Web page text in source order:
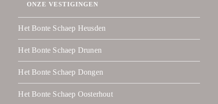
ONZE VESTIGINGEN
Het Bonte Schaep Heusden
Het Bonte Schaep Drunen
Het Bonte Schaep Dongen
Het Bonte Schaep Oosterhout